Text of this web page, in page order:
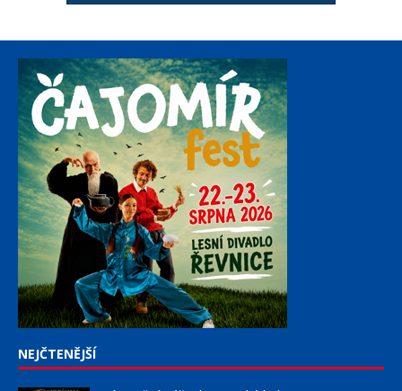
NEJČTENĚJŠÍ